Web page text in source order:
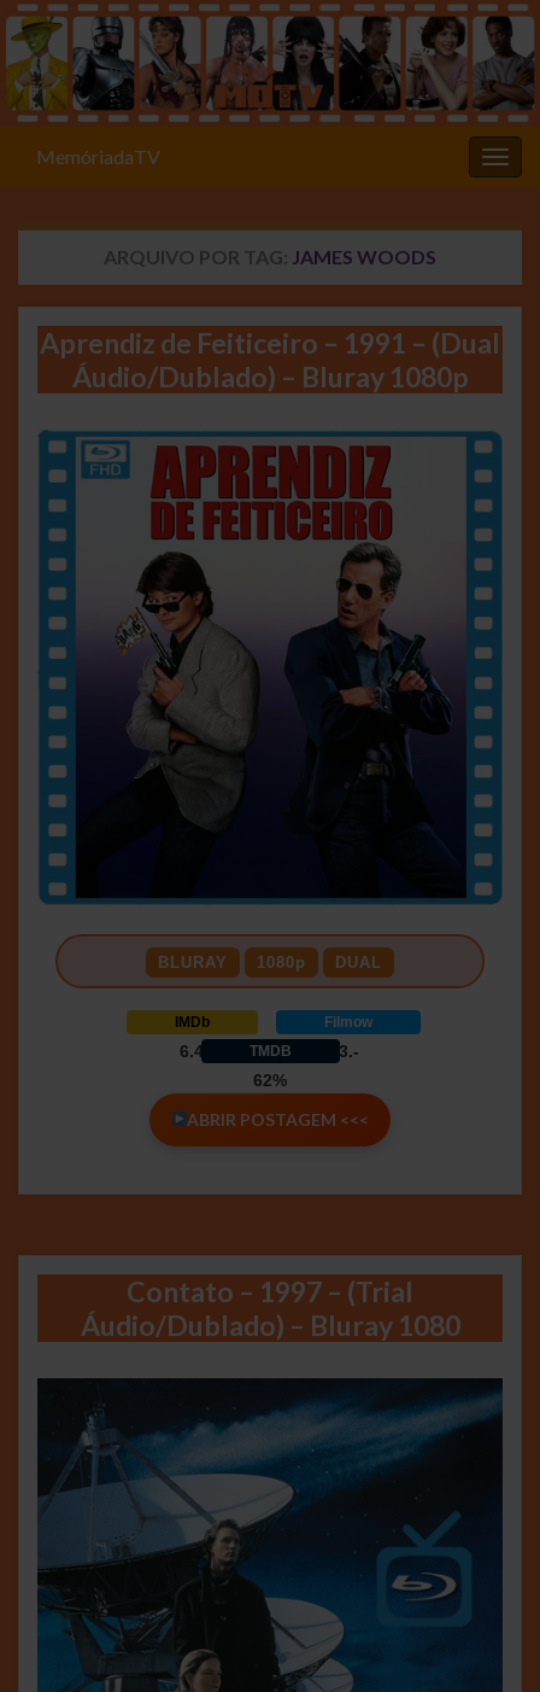
MemóriadaTV
ARQUIVO POR TAG: JAMES WOODS
Aprendiz de Feiticeiro – 1991 – (Dual
Áudio/Dublado) – Bluray 1080p
BLURAY 1080p DUAL
IMDb
6.4
Filmow
3.-
TMDB
62%
ABRIR POSTAGEM <<<
Contato – 1997 – (Trial
Áudio/Dublado) – Bluray 1080